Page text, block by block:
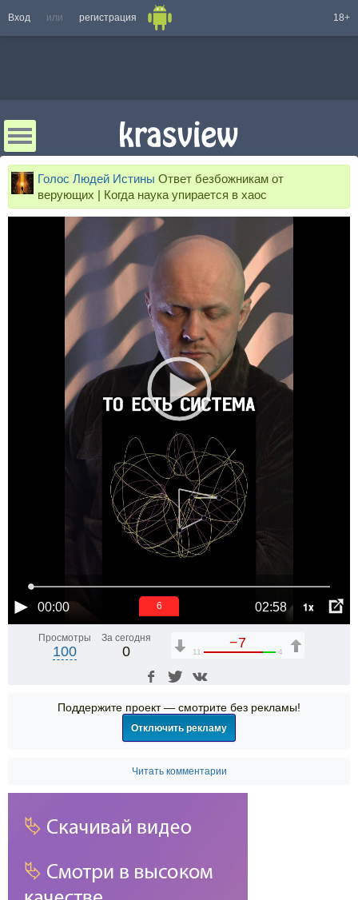
Вход или регистрация 18+
Голос Людей Истины Ответ безбожникам от
верующих | Когда наука упирается в хаос
00:00 02:58 1x
6
Просмотры
100
За сегодня
0
−7
11 4
Поддержите проект — смотрите без рекламы!
Отключить рекламу
Читать комментарии